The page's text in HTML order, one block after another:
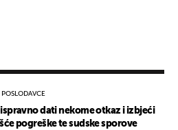
POSLODAVCE
ispravno dati nekome otkaz i izbjeći
pogreške te sudske sporove